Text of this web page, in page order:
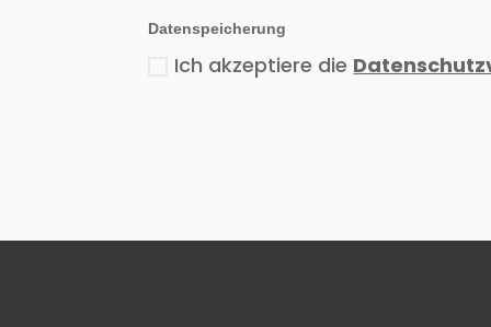
Datenspeicherung
Ich akzeptiere die